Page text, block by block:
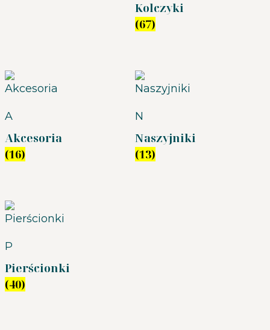
Kolczyki
(67)
A
Akcesoria
(16)
N
Naszyjniki
(13)
P
Pierścionki
(40)